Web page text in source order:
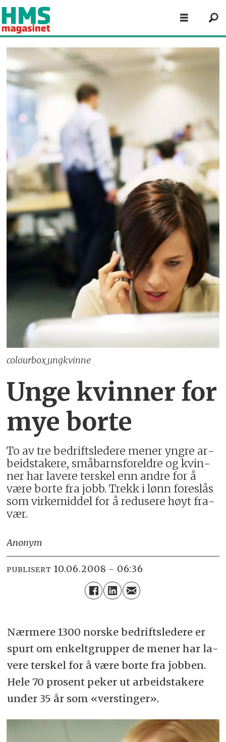
colourbox_ungkvinne
Unge kvinner for
mye borte
To av tre be­drifts­le­de­re me­ner yng­re ar­
beids­ta­ke­re, små­barns­for­eld­re og kvin­
ner har la­ve­re ters­kel enn and­re for å
være bor­te fra jobb. Trekk i lønn fore­slås
som vir­ke­mid­del for å re­du­se­re høyt fra­
vær.
Anonym
PUBLISERT 10.06.2008 - 06:36
Nær­me­re 1300 nor­ske be­drifts­le­de­re er
spurt om en­kelt­grup­per de me­ner har la­
ve­re ters­kel for å være bor­te fra job­ben.
Hele 70 pro­sent pe­ker ut ar­beids­ta­ke­re
un­der 35 år som «vers­tin­ger».